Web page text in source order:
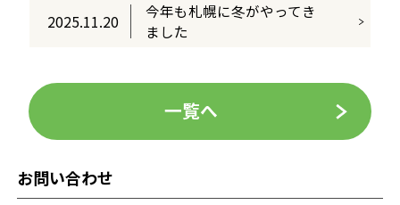
2025.11.20
今年も札幌に冬がやってき
ました
一覧へ
お問い合わせ